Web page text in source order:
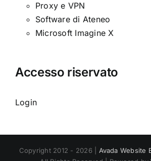
Proxy e VPN
Software di Ateneo
Microsoft Imagine X
Accesso riservato
Login
Copyright 2012 - 2026 | Avada Website